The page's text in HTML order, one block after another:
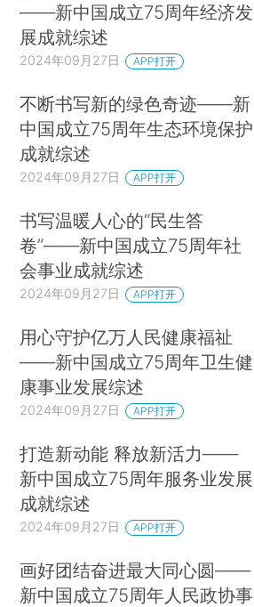
——新中国成立75周年经济发
展成就综述
2024年09月27日 APP打开
不断书写新的绿色奇迹——新
中国成立75周年生态环境保护
成就综述
2024年09月27日 APP打开
书写温暖人心的“民生答
卷”——新中国成立75周年社
会事业成就综述
2024年09月27日 APP打开
用心守护亿万人民健康福祉
——新中国成立75周年卫生健
康事业发展综述
2024年09月27日 APP打开
打造新动能 释放新活力——
新中国成立75周年服务业发展
成就综述
2024年09月27日 APP打开
画好团结奋进最大同心圆——
新中国成立75周年人民政协事